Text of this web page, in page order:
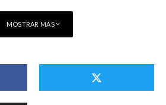
MOSTRAR MÁS